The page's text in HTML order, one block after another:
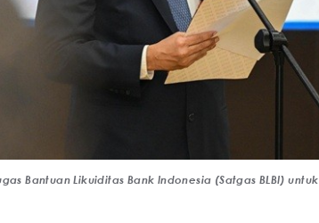
Bantuan Likuiditas Bank Indonesia (Satgas BLBI) untuk